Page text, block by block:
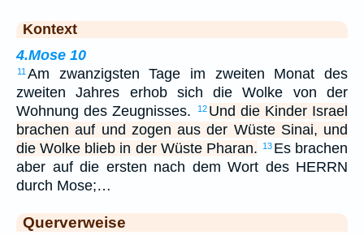
Kontext
4.Mose 10
11 Am zwanzigsten Tage im zweiten Monat des
zweiten Jahres erhob sich die Wolke von der
Wohnung des Zeugnisses.
12 Und die Kinder Israel
brachen auf und zogen aus der Wüste Sinai, und
die Wolke blieb in der Wüste Pharan.
13 Es brachen
aber auf die ersten nach dem Wort des HERRN
durch Mose;…
Querverweise